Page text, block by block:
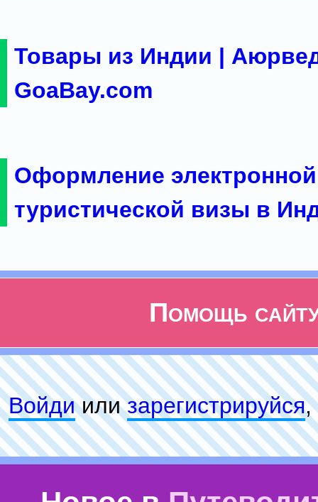
Товары из Индии |
GoaBay.com
Оформление электронной
туристической визы в
Помощь
Войдиилизарeгиcтpируйся,